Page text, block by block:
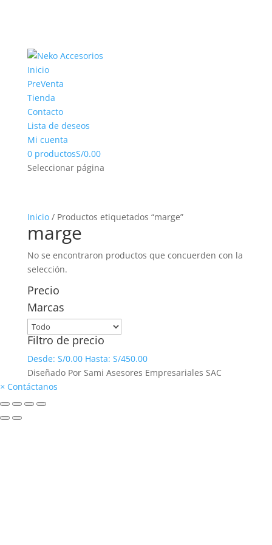
Inicio
PreVenta
Tienda
Contacto
Lista de deseos
Mi cuenta
0 productosS/0.00
Seleccionar página
Inicio/ Productos etiquetados “marge”
marge
No se encontraron productos que concuerden con la
selección.
Precio
Marcas
Filtro de precio
Desde: S/0.00Hasta: S/450.00
Diseñado Por Sami Asesores Empresariales SAC
× Contáctanos